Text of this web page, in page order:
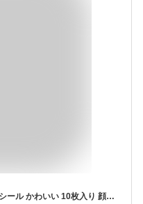
Charming Club ハロウィン タトゥーシール かわいい 10枚入り 顔全体 フェイス 刺青テッカー 子供 男女兼用 仮装 コスプレ フェイスシール 水転写 雰囲気アプ(タイプ-2)